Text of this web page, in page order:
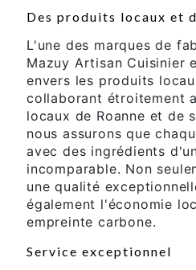
Des produits locaux et
L'une des marques de
Mazuy Artisan Cuisinier
envers les produits
collaborant étroitement
locaux de Roanne et de
nous assurons que
avec des ingrédients
incomparable. Non
une qualité
également l'économie
empreinte carbone.
Service exceptionnel